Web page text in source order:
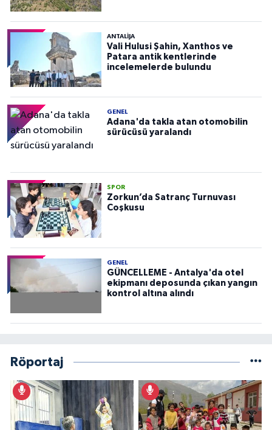
ANTALIJA
Vali Hulusi Şahin, Xanthos ve
Patara antik kentlerinde
incelemelerde bulundu
GENEL
Adana'da takla atan otomobilin
sürücüsü yaralandı
SPOR
Zorkun’da Satranç Turnuvası
Coşkusu
GENEL
GÜNCELLEME - Antalya'da otel
ekipmanı deposunda çıkan yangın
kontrol altına alındı
Röportaj